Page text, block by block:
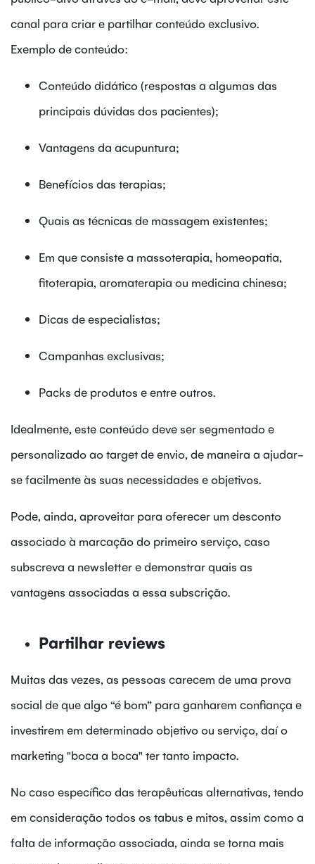
canal para criar e partilhar conteúdo exclusivo.
Exemplo de conteúdo:
Conteúdo didático (respostas a algumas das
principais dúvidas dos pacientes);
Vantagens da acupuntura;
Benefícios das terapias;
Quais as técnicas de massagem existentes;
Em que consiste a massoterapia, homeopatia,
fitoterapia, aromaterapia ou medicina chinesa;
Dicas de especialistas;
Campanhas exclusivas;
Packs de produtos e entre outros.
Idealmente, este conteúdo deve ser segmentado e
personalizado ao target de envio, de maneira a ajudar-
se facilmente às suas necessidades e objetivos.
Pode, ainda, aproveitar para oferecer um desconto
associado à marcação do primeiro serviço, caso
subscreva a newsletter e demonstrar quais as
vantagens associadas a essa subscrição.
Partilhar reviews
Muitas das vezes, as pessoas carecem de uma prova
social de que algo “é bom” para ganharem confiança e
investirem em determinado objetivo ou serviço, daí o
marketing "boca a boca" ter tanto impacto.
No caso específico das terapêuticas alternativas, tendo
em consideração todos os tabus e mitos, assim como a
falta de informação associada, ainda se torna mais